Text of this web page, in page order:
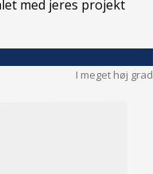
med jeres projekt
I meget høj grad